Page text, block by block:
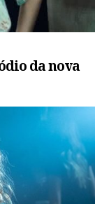
da nova